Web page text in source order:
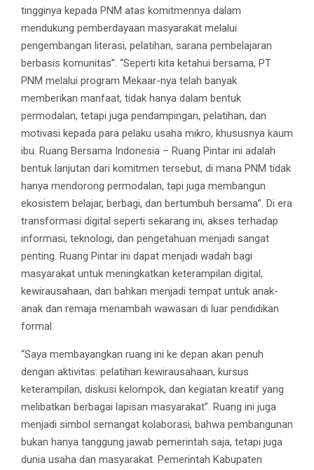
tingginya kepada PNM atas komitmennya dalam
mendukung pemberdayaan masyarakat melalui
pengembangan literasi, pelatihan, sarana pembelajaran
berbasis komunitas”. “Seperti kita ketahui bersama, PT
PNM melalui program Mekaar-nya telah banyak
memberikan manfaat, tidak hanya dalam bentuk
permodalan, tetapi juga pendampingan, pelatihan, dan
motivasi kepada para pelaku usaha mikro, khususnya kaum
ibu. Ruang Bersama Indonesia – Ruang Pintar ini adalah
bentuk lanjutan dari komitmen tersebut, di mana PNM tidak
hanya mendorong permodalan, tapi juga membangun
ekosistem belajar, berbagi, dan bertumbuh bersama”. Di era
transformasi digital seperti sekarang ini, akses terhadap
informasi, teknologi, dan pengetahuan menjadi sangat
penting. Ruang Pintar ini dapat menjadi wadah bagi
masyarakat untuk meningkatkan keterampilan digital,
kewirausahaan, dan bahkan menjadi tempat untuk anak-
anak dan remaja menambah wawasan di luar pendidikan
formal.
“Saya membayangkan ruang ini ke depan akan penuh
dengan aktivitas: pelatihan kewirausahaan, kursus
keterampilan, diskusi kelompok, dan kegiatan kreatif yang
melibatkan berbagai lapisan masyarakat”. Ruang ini juga
menjadi simbol semangat kolaborasi, bahwa pembangunan
bukan hanya tanggung jawab pemerintah saja, tetapi juga
dunia usaha dan masyarakat. Pemerintah Kabupaten